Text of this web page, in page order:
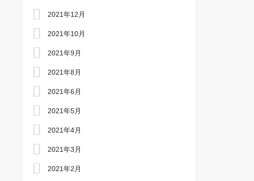
2021年12月
2021年10月
2021年9月
2021年8月
2021年6月
2021年5月
2021年4月
2021年3月
2021年2月